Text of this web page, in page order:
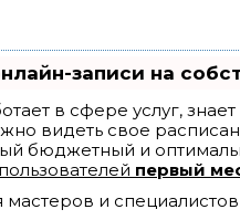
записи на
в сфере услуг,
видеть свое
бюджетный и
первый
мастеров и